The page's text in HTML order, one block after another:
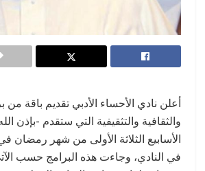
أعلن نادي الأحساء الأدبي تقديم باقة من
والثقافية والتثقيفية التي ستقدم -بإذن
الأسابيع الثلاثة الأولى من شهر رمضان